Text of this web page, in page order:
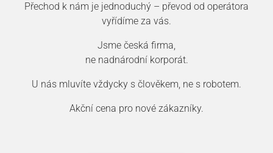
Přechod k nám je jednoduchý – převod od operátora
vyřídíme za vás.
Jsme česká firma,
ne nadnárodní korporát.
U nás mluvíte vždycky s člověkem, ne s robotem.
Akční cena pro nové zákazníky.